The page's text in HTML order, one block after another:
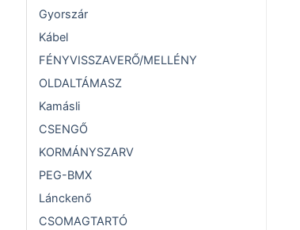
Gyorszár
Kábel
FÉNYVISSZAVERŐ/MELLÉNY
OLDALTÁMASZ
Kamásli
CSENGŐ
KORMÁNYSZARV
PEG-BMX
Lánckenő
CSOMAGTARTÓ